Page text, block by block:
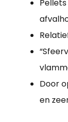
Door
en